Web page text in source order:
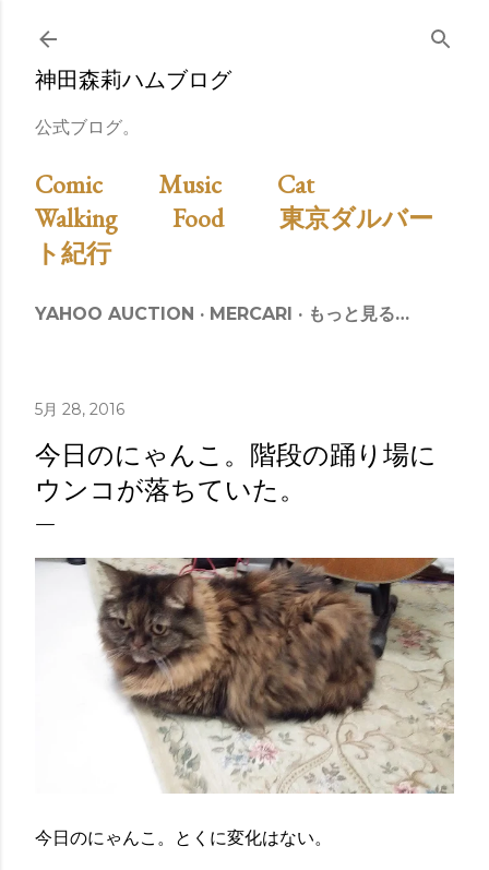
スキップしてメイン コンテンツに移動
神田森莉ハムブログ
公式ブログ。
Comic Music
Cat
Walking
Food
東京ダルバー
ト紀行
YAHOO AUCTION MERCARI もっと見る…
5月 28, 2016
今日のにゃんこ。階段の踊り場に
ウンコが落ちていた。
今日のにゃんこ。とくに変化はない。